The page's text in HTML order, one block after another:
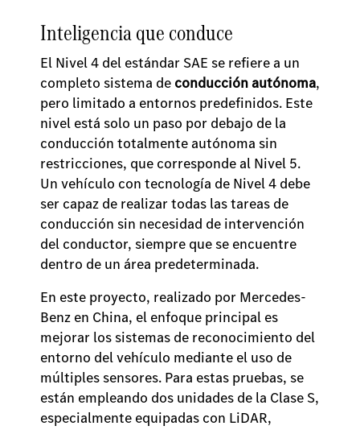
Inteligencia que conduce
El Nivel 4 del estándar SAE se refiere a un
completo sistema de conducción autónoma,
pero limitado a entornos predefinidos. Este
nivel está solo un paso por debajo de la
conducción totalmente autónoma sin
restricciones, que corresponde al Nivel 5.
Un vehículo con tecnología de Nivel 4 debe
ser capaz de realizar todas las tareas de
conducción sin necesidad de intervención
del conductor, siempre que se encuentre
dentro de un área predeterminada.
En este proyecto, realizado por Mercedes-
Benz en China, el enfoque principal es
mejorar los sistemas de reconocimiento del
entorno del vehículo mediante el uso de
múltiples sensores. Para estas pruebas, se
están empleando dos unidades de la Clase S,
especialmente equipadas con LiDAR,